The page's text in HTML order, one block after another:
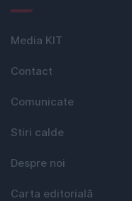
Media KIT
Contact
Comunicate
Stiri calde
Despre noi
Carta editorială